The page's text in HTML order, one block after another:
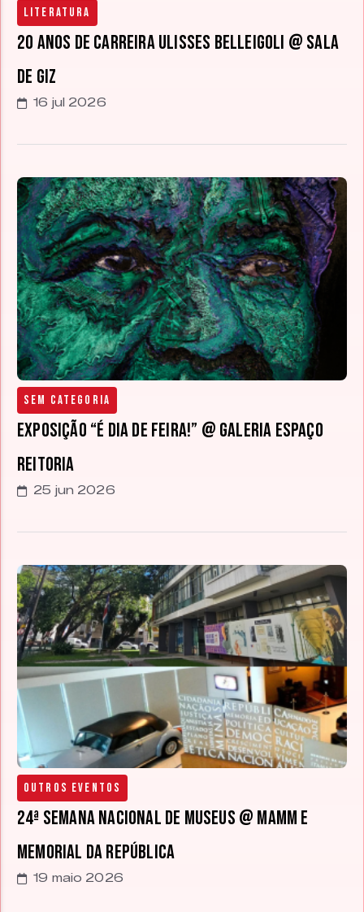
Literatura
20 anos de carreira Ulisses Belleigoli @ Sala
de Giz
16 jul 2026
Sem categoria
Exposição “É Dia de Feira!” @ Galeria Espaço
Reitoria
25 jun 2026
Outros Eventos
24ª Semana Nacional de Museus @ MAMM e
Memorial da República
19 maio 2026